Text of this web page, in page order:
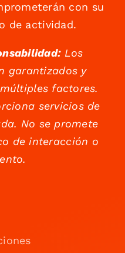
con su
de actividad.
Los
garantizados y
factores.
servicios de
No se promete
de interacción o